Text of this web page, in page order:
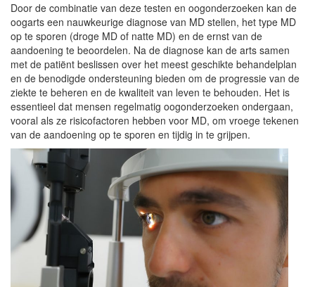
Door de combinatie van deze testen en oogonderzoeken kan de
oogarts een nauwkeurige diagnose van MD stellen, het type MD
op te sporen (droge MD of natte MD) en de ernst van de
aandoening te beoordelen. Na de diagnose kan de arts samen
met de patiënt beslissen over het meest geschikte behandelplan
en de benodigde ondersteuning bieden om de progressie van de
ziekte te beheren en de kwaliteit van leven te behouden. Het is
essentieel dat mensen regelmatig oogonderzoeken ondergaan,
vooral als ze risicofactoren hebben voor MD, om vroege tekenen
van de aandoening op te sporen en tijdig in te grijpen.